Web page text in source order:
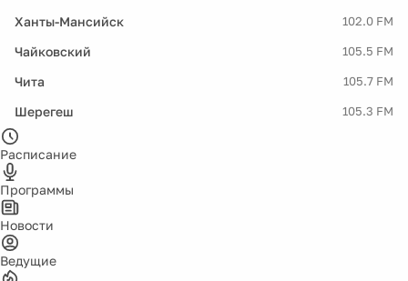
Ханты-Мансийск 102.0 FM
Чайковский 105.5 FM
Чита 105.7 FM
Шерегеш 105.3 FM
Расписание
Программы
Новости
Ведущие